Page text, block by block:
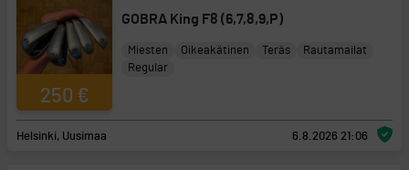
250 €
GOBRA King F8 (6,7,8,9,P)
Miesten Oikeakätinen Teräs
Rautamailat
Regular
Helsinki, Uusimaa 6.8.2026 21:06